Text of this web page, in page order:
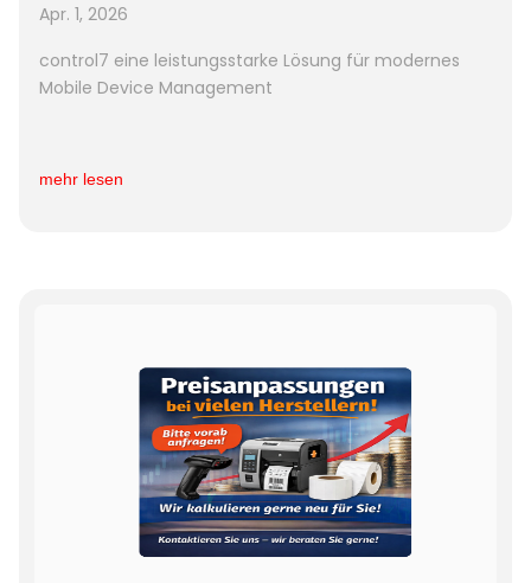
Apr. 1, 2026
control7 eine leistungsstarke Lösung für modernes
Mobile Device Management
mehr lesen